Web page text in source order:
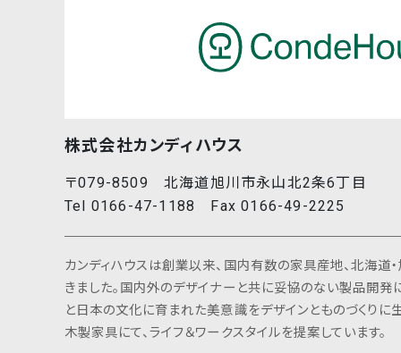
株式会社カンディハウス
〒079-8509 北海道旭川市永山北2条6丁目
Tel 0166-47-1188 Fax 0166-49-2225
カンディハウスは創業以来、国内有数の家具産地、北海道
きました。国内外のデザイナーと共に妥協のない製品開発
と日本の文化に育まれた美意識をデザインとものづくりに
木製家具にて、ライフ＆ワークスタイルを提案しています。